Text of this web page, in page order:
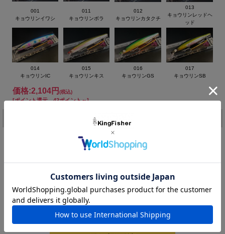
35cm／秒■飛距離 70m ■S（シンキング）
001
キョウリンイワシ
011
キョウリンボラ
012
キョウリンカタクチ
013
キョウリンレッドヘ
ッド
014
キョウリンIC
015
キョウリンキス
016
キョウリンGS
017
キョウリンSB
価格:2,104円 (税込)
[ポイント還元 42ポイント～]
購入数： 個